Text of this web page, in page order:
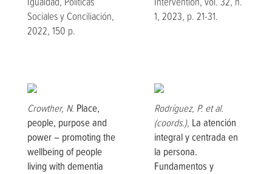
Sociales y Conciliación,
2022, 150 p.
1, 2023, p. 21-31.
Crowther, N. Place,
people, purpose and
power – promoting the
wellbeing of people
living with dementia
Rodríguez, P. et al.
(coords.), La atención
integral y centrada en
la persona.
Fundamentos y